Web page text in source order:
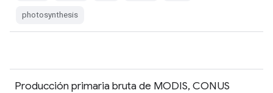
photosynthesis
Producción primaria bruta de MODIS, CONUS